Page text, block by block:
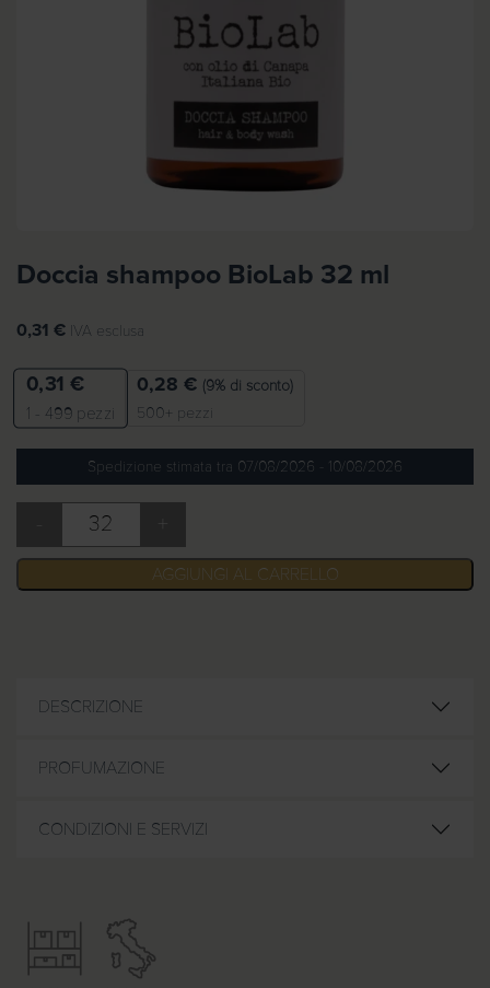
Doccia shampoo BioLab 32 ml
0,31 € IVA esclusa
0,31 €
1 - 499 pezzi
0,28 € (9% di sconto)
500+ pezzi
Spedizione stimata tra 07/08/2026 - 10/08/2026
Doccia shampoo BioLab 32 ml quantità
AGGIUNGI AL CARRELLO
DESCRIZIONE
PROFUMAZIONE
CONDIZIONI E SERVIZI